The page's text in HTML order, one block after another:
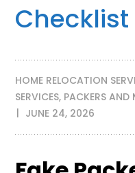
Checklist
HOME RELOCATION
SERVICES, PACKERS AND
JUNE 24, 2026